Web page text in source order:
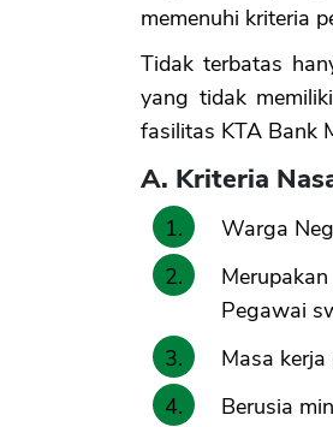
memenuhi kriteria
Tidak terbatas
yang tidak
fasilitas KTA Bank
A. Kriteria
Warga
Pegawai
Masa
Berusia